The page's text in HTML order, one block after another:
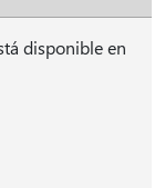
disponible en